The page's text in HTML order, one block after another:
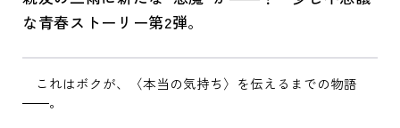
な青春ストーリー第2弾。
これはボクが、〈本当の気持ち〉を伝えるまでの物語
――。